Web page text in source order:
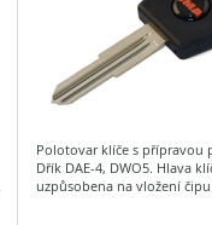
Polotovar klíče s přípravou
Dřík DAE-4, DWO5. Hlava
uzpůsobena na vložení čipu